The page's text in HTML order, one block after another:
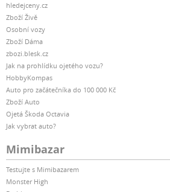
hledejceny.cz
Zboží Živě
Osobní vozy
Zboží Dáma
zbozi.blesk.cz
Jak na prohlídku ojetého vozu?
HobbyKompas
Auto pro začátečníka do 100 000 Kč
Zboží Auto
Ojetá Škoda Octavia
Jak vybrat auto?
Mimibazar
Testujte s Mimibazarem
Monster High